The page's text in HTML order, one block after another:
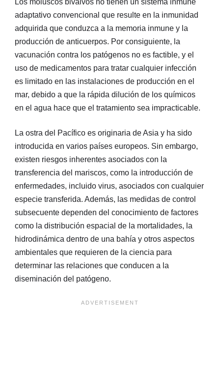
adaptativo convencional que resulte en la inmunidad
adquirida que conduzca a la memoria inmune y la
producción de anticuerpos. Por consiguiente, la
vacunación contra los patógenos no es factible, y el
uso de medicamentos para tratar cualquier infección
es limitado en las instalaciones de producción en el
mar, debido a que la rápida dilución de los químicos
en el agua hace que el tratamiento sea impracticable.
La ostra del Pacífico es originaria de Asia y ha sido
introducida en varios países europeos. Sin embargo,
existen riesgos inherentes asociados con la
transferencia del mariscos, como la introducción de
enfermedades, incluido virus, asociados con cualquier
especie transferida. Además, las medidas de control
subsecuente dependen del conocimiento de factores
como la distribución espacial de la mortalidades, la
hidrodinámica dentro de una bahía y otros aspectos
ambientales que requieren de la ciencia para
determinar las relaciones que conducen a la
diseminación del patógeno.